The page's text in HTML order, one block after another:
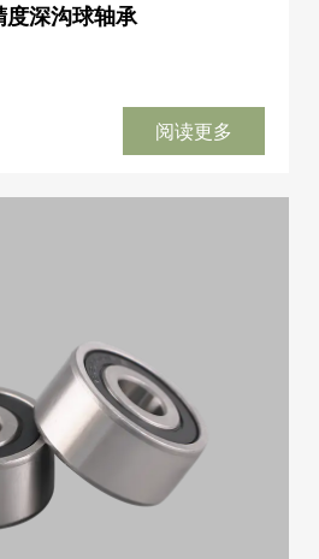
深沟球轴承
阅读更多